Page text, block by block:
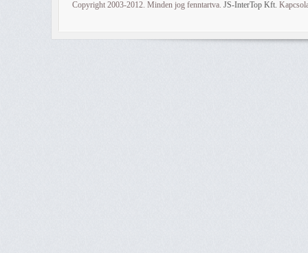
Copyright 2003-2012. Minden jog fenntartva. JS-InterTop Kft.